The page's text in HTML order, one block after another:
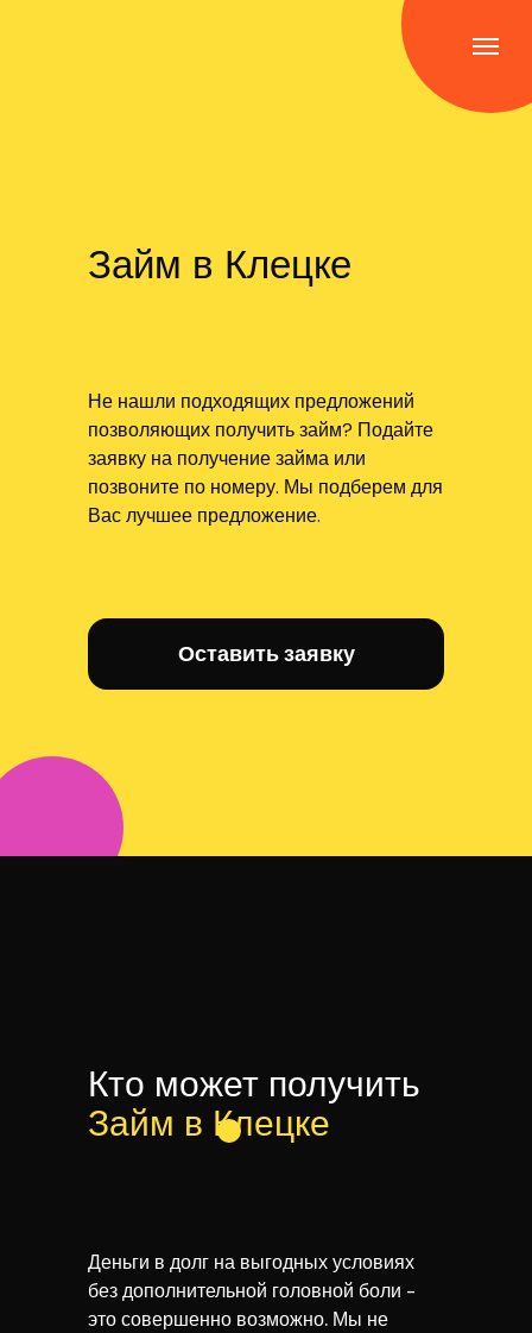
Оставить заявку
Займ в Клецке
Не нашли подходящих предложений
позволяющих получить займ? Подайте
заявку на получение займа или
позвоните по номеру. Мы подберем для
Вас лучшее предложение.
Кто может получить
Займ в Клецке
Деньги в долг на выгодных условиях
без дополнительной головной боли -
это совершенно возможно. Мы не